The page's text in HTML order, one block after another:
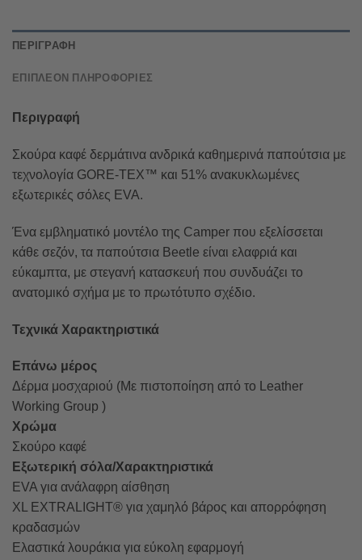
ΠΕΡΙΓΡΑΦΉ
ΕΠΙΠΛΈΟΝ ΠΛΗΡΟΦΟΡΊΕΣ
Περιγραφή
Σκούρα καφέ δερμάτινα ανδρικά καθημερινά παπούτσια με
τεχνολογία GORE-TEX™ και 51% ανακυκλωμένες
εξωτερικές σόλες EVA.
Ένα εμβληματικό μοντέλο της Camper που εξελίσσεται
κάθε σεζόν, τα παπούτσια Beetle είναι ελαφριά και
εύκαμπτα, με στεγανή κατασκευή που συνδυάζει το
ανατομικό σχήμα με το πρωτότυπο σχέδιο.
Τεχνικά Χαρακτηριστικά
Επάνω μέρος
Δέρμα μοσχαριού (Με πιστοποίηση από το Leather
Working Group )
Χρώμα
Σκούρο καφέ
Εξωτερική σόλα/Χαρακτηριστικά
EVA για ανάλαφρη αίσθηση
XL EXTRALIGHT® για χαμηλό βάρος και απορρόφηση
κραδασμών
Ελαστικά λουράκια για εύκολη εφαρμογή